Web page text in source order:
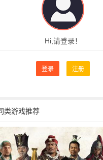
Hi,请登录！
登录 注册
类游戏推荐